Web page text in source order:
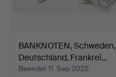
BANKNOTEN, Schweden,
Deutschland, Frankrei…
Beendet 11. Sep 2025